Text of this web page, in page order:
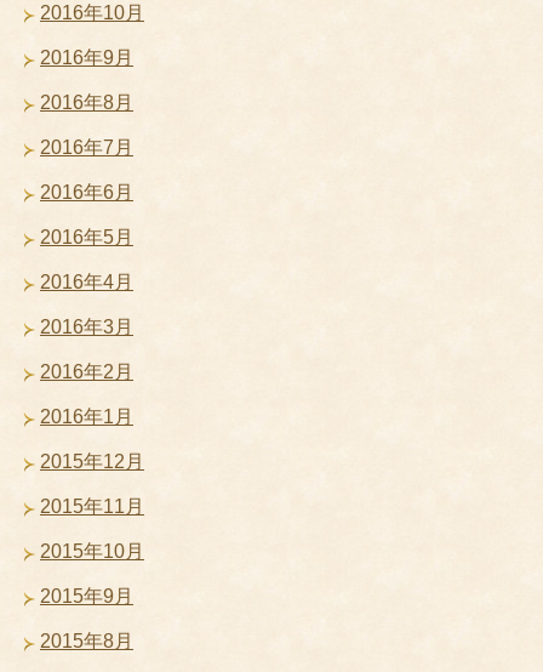
2016年10月
2016年9月
2016年8月
2016年7月
2016年6月
2016年5月
2016年4月
2016年3月
2016年2月
2016年1月
2015年12月
2015年11月
2015年10月
2015年9月
2015年8月